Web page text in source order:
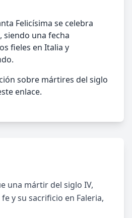
Felicísima se celebra
siendo una fecha
fieles en Italia y
sobre mártires del siglo
enlace.
una mártir del siglo IV,
y su sacrificio en Faleria,